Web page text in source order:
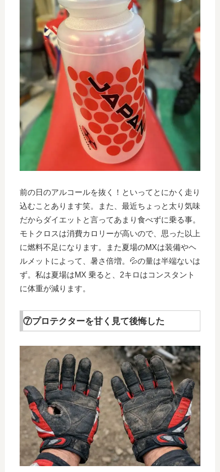
前の日のアルコールを抜く！といってとにかく走り
込むことあります笑。また、最近ちょっと太り気味
だからダイエットと言ってあまり食べずに乗る事。
モトクロスは消費カロリーが高いので、思った以上
に燃料不足になります。また夏場のMXは装備やヘ
ルメットによって、暑さ倍増。💦の量は半端ないは
ず。私は夏場はMX 乗ると、2キロはコンスタント
に体重が減ります。
⑦プロテクターを甘く見て後悔した